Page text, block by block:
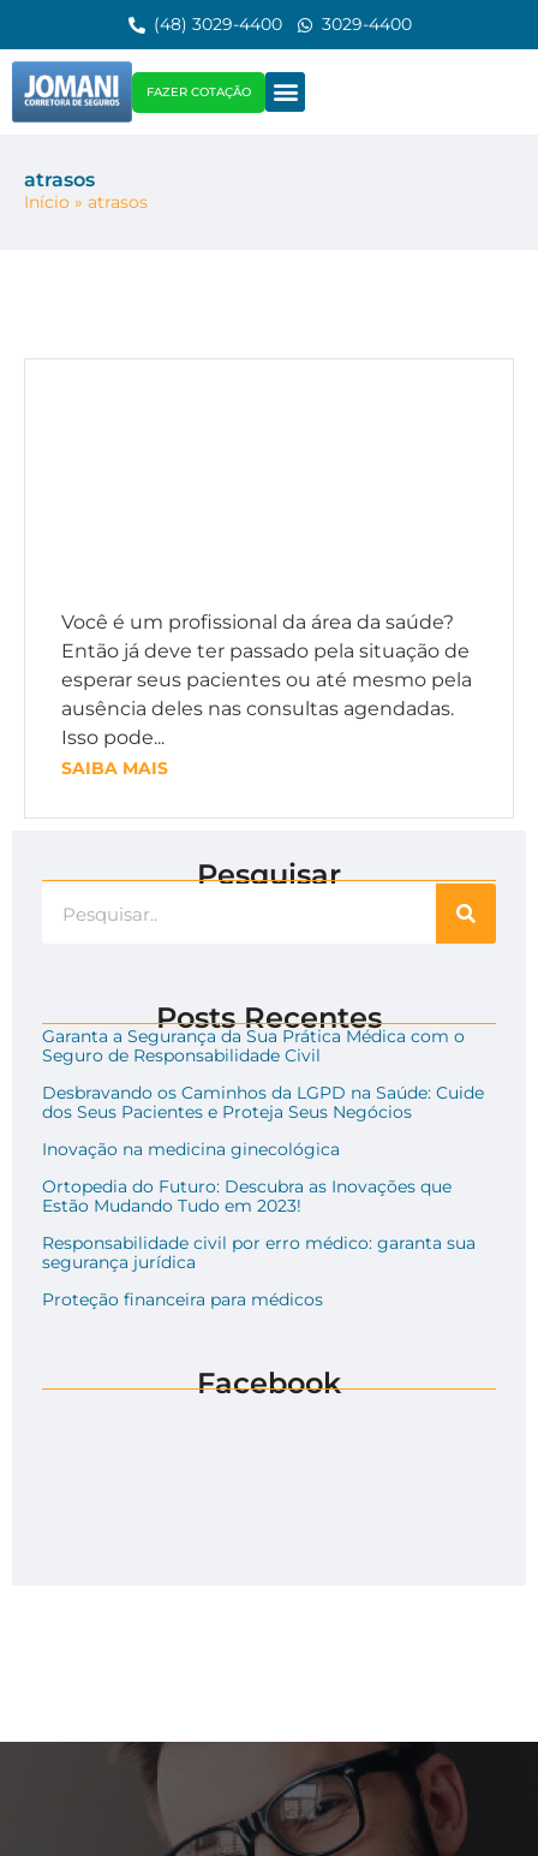
(48) 3029-4400 3029-4400
FAZER COTAÇÃO
atrasos
Início » atrasos
Você é um profissional da área da saúde?
Então já deve ter passado pela situação de
esperar seus pacientes ou até mesmo pela
ausência deles nas consultas agendadas.
Isso pode...
SAIBA MAIS
Pesquisar
Posts Recentes
Garanta a Segurança da Sua Prática Médica com o
Seguro de Responsabilidade Civil
Desbravando os Caminhos da LGPD na Saúde: Cuide
dos Seus Pacientes e Proteja Seus Negócios
Inovação na medicina ginecológica
Ortopedia do Futuro: Descubra as Inovações que
Estão Mudando Tudo em 2023!
Responsabilidade civil por erro médico: garanta sua
segurança jurídica
Proteção financeira para médicos
Facebook